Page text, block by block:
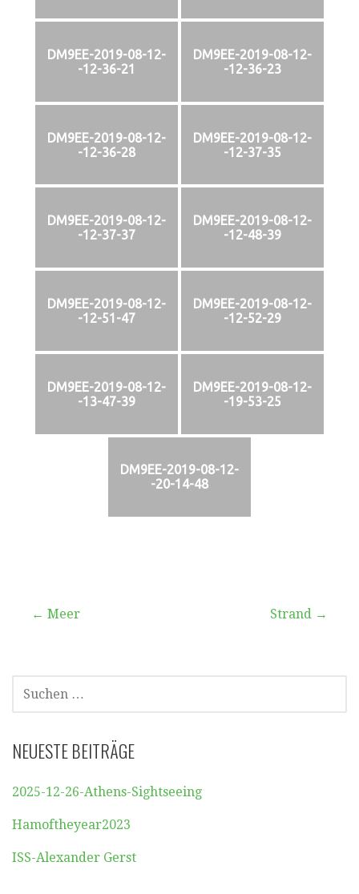
DM9EE-2019-08-12-
-12-36-21
DM9EE-2019-08-12-
-12-36-23
DM9EE-2019-08-12-
-12-36-28
DM9EE-2019-08-12-
-12-37-35
DM9EE-2019-08-12-
-12-37-37
DM9EE-2019-08-12-
-12-48-39
DM9EE-2019-08-12-
-12-51-47
DM9EE-2019-08-12-
-12-52-29
DM9EE-2019-08-12-
-13-47-39
DM9EE-2019-08-12-
-19-53-25
DM9EE-2019-08-12-
-20-14-48
Beitragsnavigation
← Meer Strand →
SUCHEN
NACH:
NEUESTE BEITRÄGE
2025-12-26-Athens-Sightseeing
Hamoftheyear2023
ISS-Alexander Gerst